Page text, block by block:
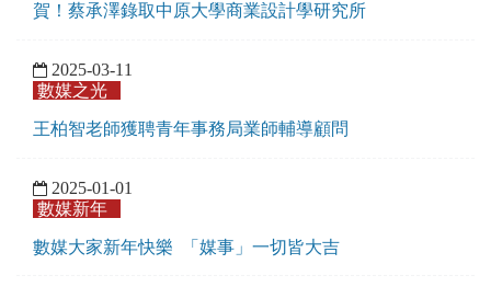
賀！蔡承澤錄取中原大學商業設計學研究所
2025-03-11
數媒之光
王柏智老師獲聘青年事務局業師輔導顧問
2025-01-01
數媒新年
數媒大家新年快樂 「媒事」一切皆大吉